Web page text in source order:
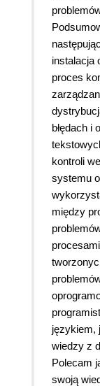
instalacja
proces
błędach i
kontroli
systemu
między
językiem,
wiedzy z
Polecam
swoją